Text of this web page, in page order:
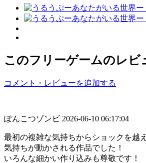
このフリーゲームのレビ
コメント・レビューを追加する
ぽんこつゾンビ 2026-06-10 06:17:04
最初の複雑な気持ちからショックを越
気持ちが動かされる作品でした！
いろんな細かい作り込みも尊敬です！